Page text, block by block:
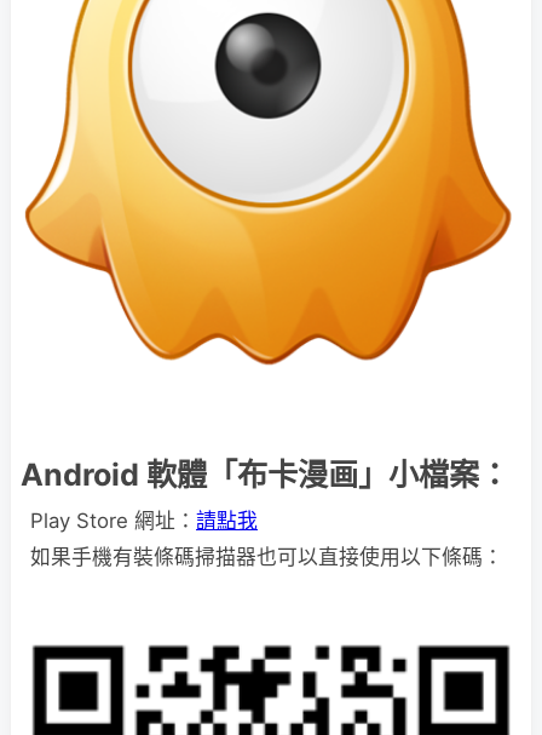
Android 軟體「布卡漫画」小檔案：
Play Store 網址： 請點我
如果手機有裝條碼掃描器也可以直接使用以下條碼：